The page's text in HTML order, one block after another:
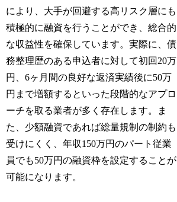
により、大手が回避する高リスク層にも
積極的に融資を行うことができ、総合的
な収益性を確保しています。実際に、債
務整理歴のある申込者に対して初回20万
円、6ヶ月間の良好な返済実績後に50万
円まで増額するといった段階的なアプロ
ーチを取る業者が多く存在します。ま
た、少額融資であれば総量規制の制約も
受けにくく、年収150万円のパート従業
員でも50万円の融資枠を設定することが
可能になります。